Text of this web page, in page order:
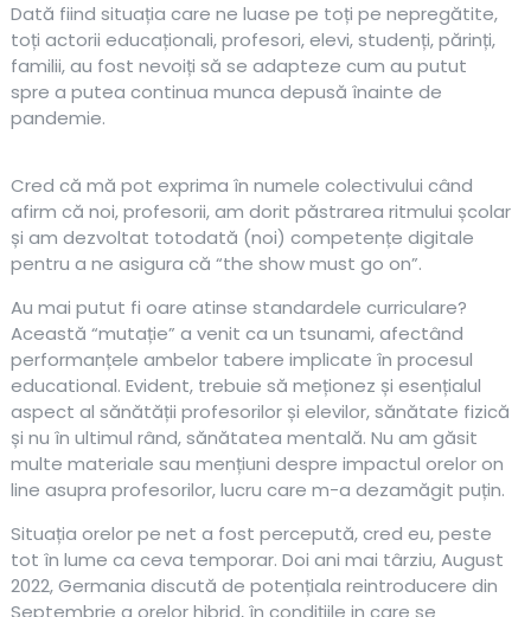
Dată fiind situația care ne luase pe toți pe nepregătite,
toți actorii educaționali, profesori, elevi, studenți, părinți,
familii, au fost nevoiți să se adapteze cum au putut
spre a putea continua munca depusă înainte de
pandemie.
Cred că mă pot exprima în numele colectivului când
afirm că noi, profesorii, am dorit păstrarea ritmului școlar
și am dezvoltat totodată (noi) competențe digitale
pentru a ne asigura că “the show must go on”.
Au mai putut fi oare atinse standardele curriculare?
Această “mutație” a venit ca un tsunami, afectând
performanțele ambelor tabere implicate în procesul
educational. Evident, trebuie să meționez și esențialul
aspect al sănătății profesorilor și elevilor, sănătate fizică
și nu în ultimul rând, sănătatea mentală. Nu am găsit
multe materiale sau mențiuni despre impactul orelor on
line asupra profesorilor, lucru care m-a dezamăgit puțin.
Situația orelor pe net a fost percepută, cred eu, peste
tot în lume ca ceva temporar. Doi ani mai târziu, August
2022, Germania discută de potențiala reintroducere din
Septembrie a orelor hibrid, în condițiile in care se